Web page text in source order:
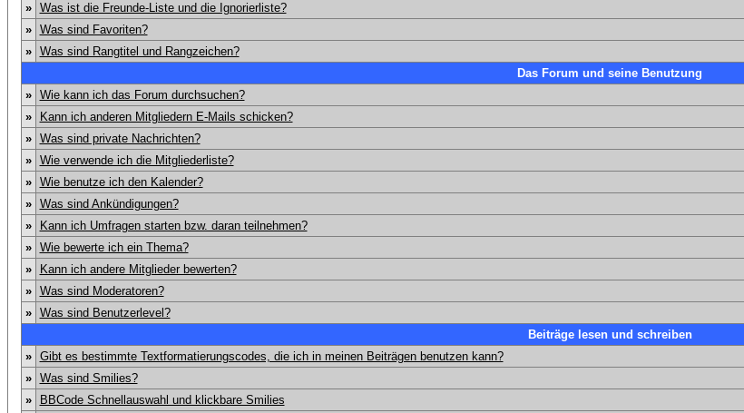
»
Was ist die Freunde-Liste und die Ignorierliste?
»
Was sind Favoriten?
»
Was sind Rangtitel und Rangzeichen?
Das Forum und seine Benutzung
»
Wie kann ich das Forum durchsuchen?
»
Kann ich anderen Mitgliedern E-Mails schicken?
»
Was sind private Nachrichten?
»
Wie verwende ich die Mitgliederliste?
»
Wie benutze ich den Kalender?
»
Was sind Ankündigungen?
»
Kann ich Umfragen starten bzw. daran teilnehmen?
»
Wie bewerte ich ein Thema?
»
Kann ich andere Mitglieder bewerten?
»
Was sind Moderatoren?
»
Was sind Benutzerlevel?
Beiträge lesen und schreiben
»
Gibt es bestimmte Textformatierungscodes, die ich in meinen Beiträgen benutzen kann?
»
Was sind Smilies?
»
BBCode Schnellauswahl und klickbare Smilies